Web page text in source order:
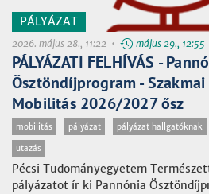
PÁLYÁZAT
2026. május 28., 11:22 • május 29., 12:55
PÁLYÁZATI FELHÍVÁS -
Ösztöndíjprogram -
Mobilitás 2026/2027 ősz
mobilitás pályázat pályázat hallgatóknak
utazás
Pécsi Tudományegyetem
pályázatot ír ki Pannónia